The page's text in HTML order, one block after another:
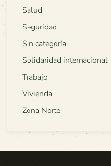
Salud
Seguridad
Sin categoría
Solidaridad internacional
Trabajo
Vivienda
Zona Norte